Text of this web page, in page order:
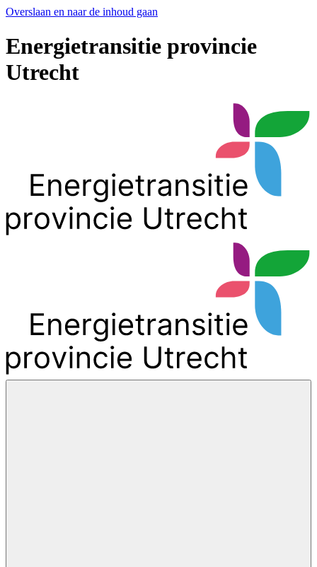
Overslaan en naar de inhoud gaan
Energietransitie provincie
Utrecht